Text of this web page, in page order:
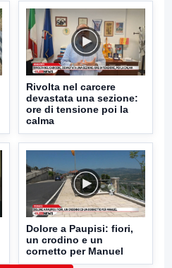
Rivolta nel carcere
devastata una sezione:
ore di tensione poi la
calma
Dolore a Paupisi: fiori,
un crodino e un
cornetto per Manuel